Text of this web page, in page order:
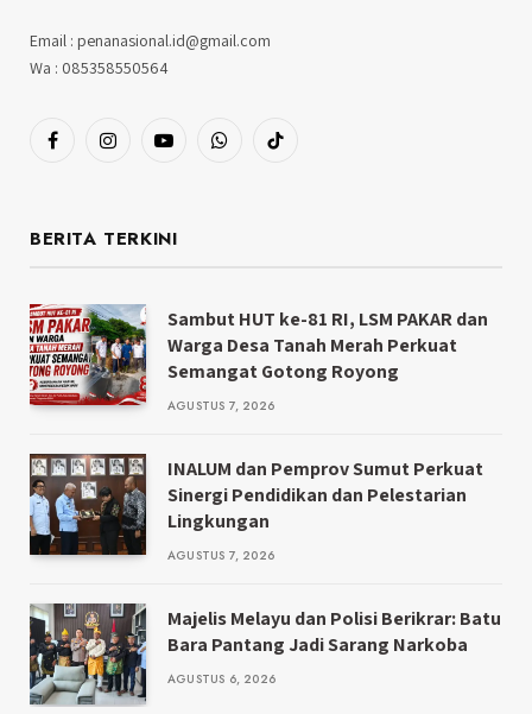
Email : penanasional.id@gmail.com
Wa : 085358550564
FacebookInstagramYouTubeWhatsAppTikTok
BERITA TERKINI
Sambut HUT ke-81 RI, LSM PAKAR dan
Warga Desa Tanah Merah Perkuat
Semangat Gotong Royong
AGUSTUS 7, 2026
INALUM dan Pemprov Sumut Perkuat
Sinergi Pendidikan dan Pelestarian
Lingkungan
AGUSTUS 7, 2026
Majelis Melayu dan Polisi Berikrar: Batu
Bara Pantang Jadi Sarang Narkoba
AGUSTUS 6, 2026